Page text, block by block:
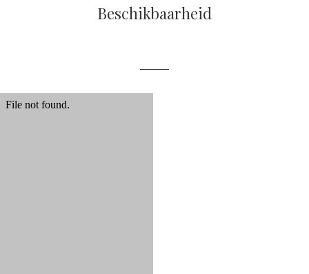
Beschikbaarheid